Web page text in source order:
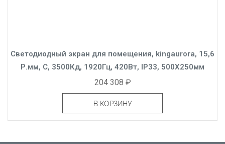
Светодиодный экран для помещения, kingaurora, 15,6
Р.мм, C, 3500Кд, 1920Гц, 420Вт, IP33, 500X250мм
204 308 ₽
В КОРЗИНУ